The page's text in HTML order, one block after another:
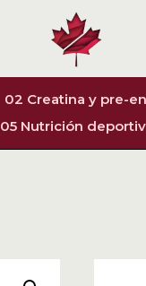
02 Creatina y pre-
05 Nutrición